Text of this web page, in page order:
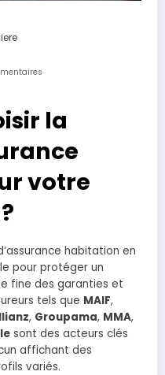
la
votre
habitation en
pour protéger un
fine des garanties et
tels que MAIF,
, Groupama, MMA,
sont des acteurs clés
affichant des
variés.